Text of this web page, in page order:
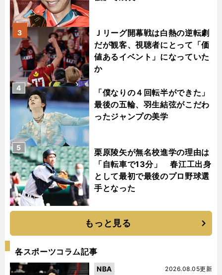
Ｊリーグ開幕戦は白熱の逆転劇
だが観客、視聴者にとって「価
値あるイベント」になっていた
か
3
「僕なりの４回転半ができた」
最後の五輪、羽生結弦がこだわ
ったジャンプの美学
4
栗原陵矢が無名校進学の理由は
「自転車で13分」 春江工出身
として最初で最後のプロ野球選
手となった
5
もっと見る
各スポーツコラム記事
2026.08.05更新
NBA